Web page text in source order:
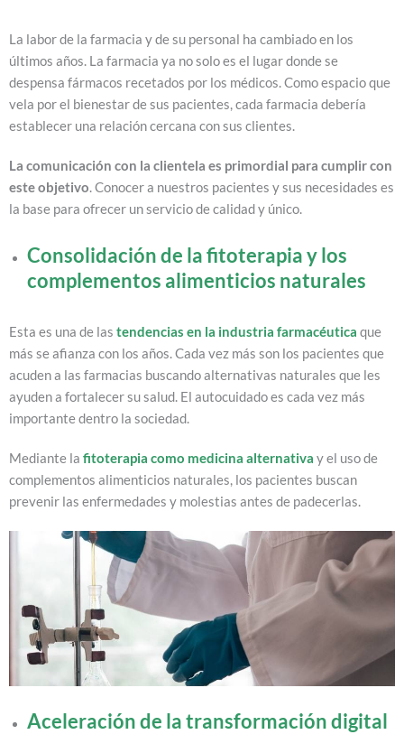
La labor de la farmacia y de su personal ha cambiado en los
últimos años. La farmacia ya no solo es el lugar donde se
despensa fármacos recetados por los médicos. Como espacio que
vela por el bienestar de sus pacientes, cada farmacia debería
establecer una relación cercana con sus clientes.
La comunicación con la clientela es primordial para cumplir con
este objetivo. Conocer a nuestros pacientes y sus necesidades es
la base para ofrecer un servicio de calidad y único.
Consolidación de la fitoterapia y los
complementos alimenticios naturales
Esta es una de las tendencias en la industria farmacéutica que
más se afianza con los años. Cada vez más son los pacientes que
acuden a las farmacias buscando alternativas naturales que les
ayuden a fortalecer su salud. El autocuidado es cada vez más
importante dentro la sociedad.
Mediante la fitoterapia como medicina alternativa y el uso de
complementos alimenticios naturales, los pacientes buscan
prevenir las enfermedades y molestias antes de padecerlas.
Aceleración de la transformación digital